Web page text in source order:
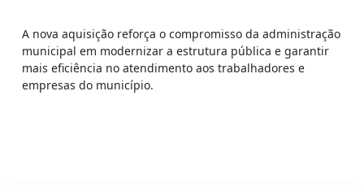
A nova aquisição reforça o compromisso da administração
municipal em modernizar a estrutura pública e garantir
mais eficiência no atendimento aos trabalhadores e
empresas do município.